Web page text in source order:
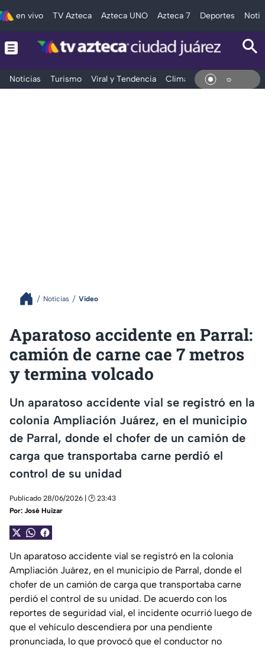
en vivo TV Azteca Azteca UNO Azteca 7 Deportes
Noticias Turismo Viral y Tendencia Clima Deportes En
Noticias Video
Aparatoso accidente en Parral:
camión de carne cae 7 metros
y termina volcado
Un aparatoso accidente vial se registró en la
colonia Ampliación Juárez, en el municipio
de Parral, donde el chofer de un camión de
carga que transportaba carne perdió el
control de su unidad
Publicado 28/06/2026 | 🕑 23:43
Por: José Huizar
Un aparatoso accidente vial se registró en la colonia
Ampliación Juárez, en el municipio de Parral, donde el
chofer de un camión de carga que transportaba carne
perdió el control de su unidad. De acuerdo con los
reportes de seguridad vial, el incidente ocurrió luego de
que el vehículo descendiera por una pendiente
pronunciada, lo que provocó que el conductor no